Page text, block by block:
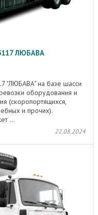
ЛЮБАВА
"ЛЮБАВА" на базе шасси
оборудования и
(скоропортящихся,
и прочих).
...
22.08.2024